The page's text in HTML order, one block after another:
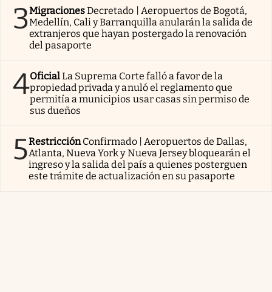
3MigracionesDecretado | Aeropuertos de Bogotá,
Medellín, Cali y Barranquilla anularán la salida de
extranjeros que hayan postergado la renovación
del pasaporte
4OficialLa Suprema Corte falló a favor de la
propiedad privada y anuló el reglamento que
permitía a municipios usar casas sin permiso de
sus dueños
5RestricciónConfirmado | Aeropuertos de Dallas,
Atlanta, Nueva York y Nueva Jersey bloquearán el
ingreso y la salida del país a quienes posterguen
este trámite de actualización en su pasaporte